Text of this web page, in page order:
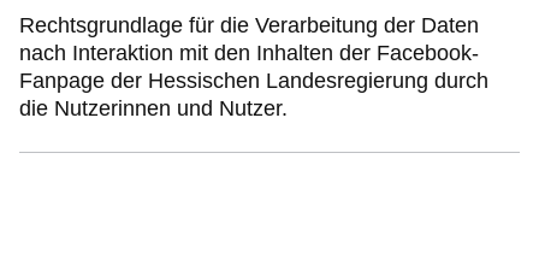
Rechtsgrundlage für die Verarbeitung der Daten
nach Interaktion mit den Inhalten der Facebook-
Fanpage der Hessischen Landesregierung durch
die Nutzerinnen und Nutzer.